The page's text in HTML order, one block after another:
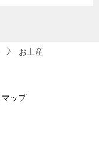
お土産
ップ